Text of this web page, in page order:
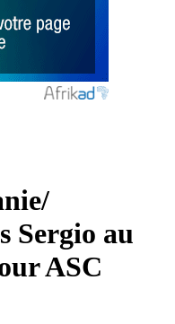
Sergio au
ASC